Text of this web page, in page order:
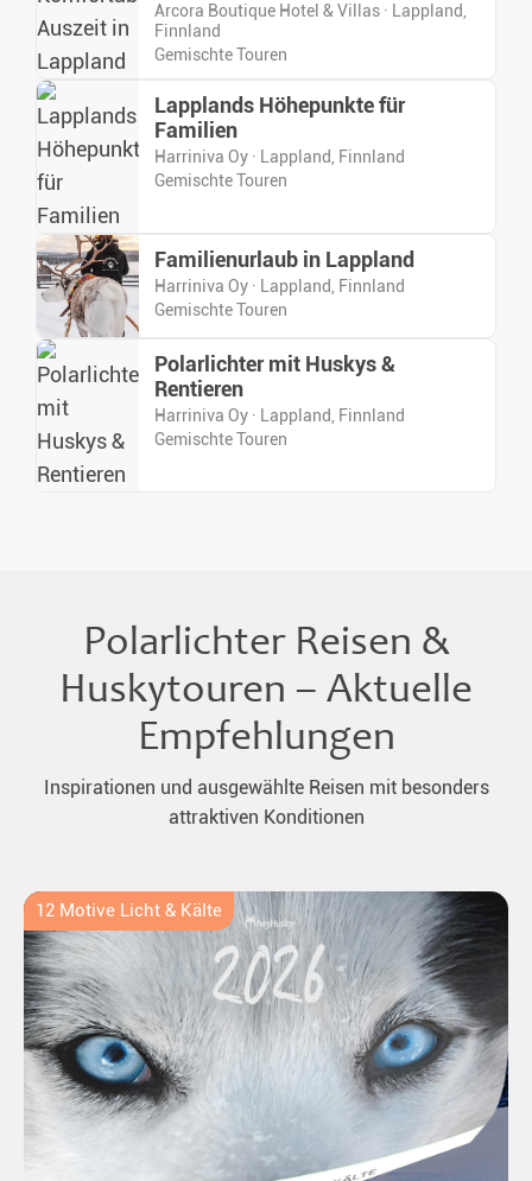
Arcora Boutique Hotel & Villas · Lappland,
Finnland
Gemischte Touren
Lapplands Höhepunkte für
Familien
Harriniva Oy · Lappland, Finnland
Gemischte Touren
Familienurlaub in Lappland
Harriniva Oy · Lappland, Finnland
Gemischte Touren
Polarlichter mit Huskys &
Rentieren
Harriniva Oy · Lappland, Finnland
Gemischte Touren
Polarlichter Reisen &
Huskytouren – Aktuelle
Empfehlungen
Inspirationen und ausgewählte Reisen mit besonders
attraktiven Konditionen
12 Motive Licht & Kälte